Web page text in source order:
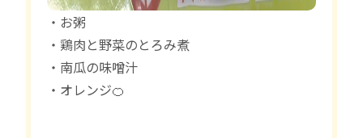
・お粥
・鶏肉と野菜のとろみ煮
・南瓜の味噌汁
・オレンジ🍊